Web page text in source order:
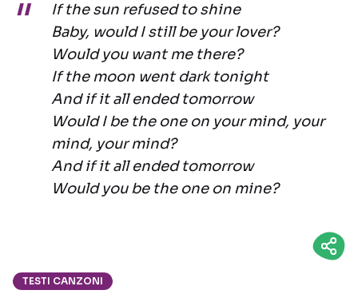
If the sun refused to shine
Baby, would I still be your lover?
Would you want me there?
If the moon went dark tonight
And if it all ended tomorrow
Would I be the one on your mind, your
mind, your mind?
And if it all ended tomorrow
Would you be the one on mine?
TESTI CANZONI